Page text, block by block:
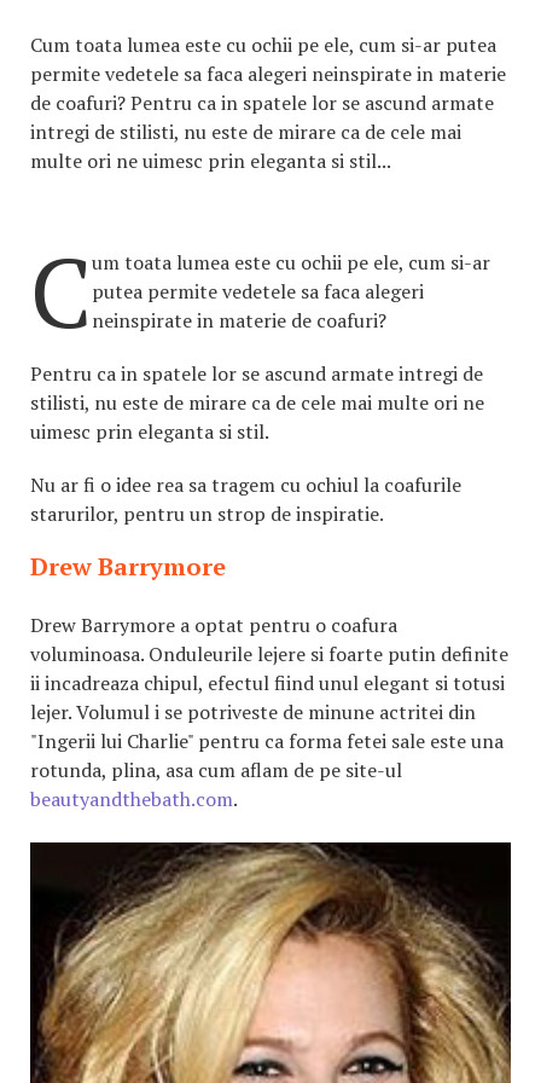
Cum toata lumea este cu ochii pe ele, cum si-ar putea
permite vedetele sa faca alegeri neinspirate in materie
de coafuri? Pentru ca in spatele lor se ascund armate
intregi de stilisti, nu este de mirare ca de cele mai
multe ori ne uimesc prin eleganta si stil...
Cum toata lumea este cu ochii pe ele, cum si-ar
putea permite vedetele sa faca alegeri
neinspirate in materie de coafuri?
Pentru ca in spatele lor se ascund armate intregi de
stilisti, nu este de mirare ca de cele mai multe ori ne
uimesc prin eleganta si stil.
Nu ar fi o idee rea sa tragem cu ochiul la coafurile
starurilor, pentru un strop de inspiratie.
Drew Barrymore
Drew Barrymore a optat pentru o coafura
voluminoasa. Onduleurile lejere si foarte putin definite
ii incadreaza chipul, efectul fiind unul elegant si totusi
lejer. Volumul i se potriveste de minune actritei din
"Ingerii lui Charlie" pentru ca forma fetei sale este una
rotunda, plina, asa cum aflam de pe site-ul
beautyandthebath.com.